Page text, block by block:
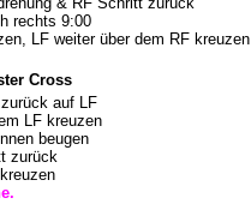
rechts 9:00
LF weiter über dem RF kreuzen
Cross
auf LF
LF kreuzen
beugen
zurück